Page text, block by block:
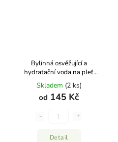
Bylinná osvěžující a
hydratační voda na pleť
HAVLÍK APOTÉKA
Skladem (2 ks)
od145 Kč
Detail